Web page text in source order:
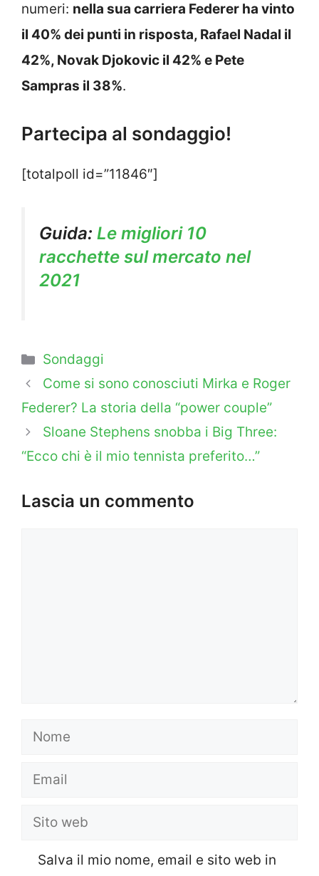
numeri: nella sua carriera Federer ha vinto
il 40% dei punti in risposta, Rafael Nadal il
42%, Novak Djokovic il 42% e Pete
Sampras il 38%.
Partecipa al sondaggio!
[totalpoll id=”11846″]
Guida: Le migliori 10
racchette sul mercato nel
2021
Categorie
Sondaggi
Come si sono conosciuti Mirka e Roger
Federer? La storia della “power couple”
Sloane Stephens snobba i Big Three:
“Ecco chi è il mio tennista preferito…”
Lascia un commento
Nome
Email
Sito
Salva il mio nome, email e sito web in